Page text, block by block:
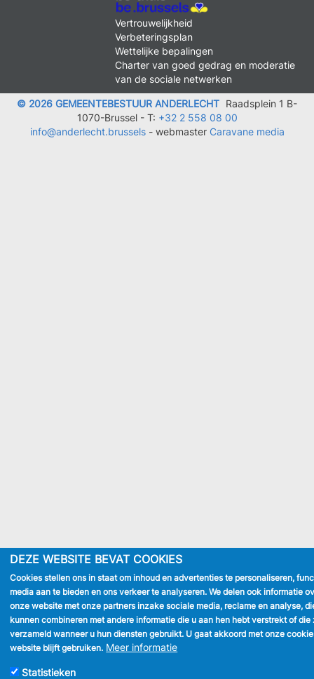
MENU
FOOTER
LEGAL
Vertrouwelijkheid
Verbeteringsplan
Wettelijke bepalingen
Charter van goed gedrag en moderatie
van de sociale netwerken
© 2026 GEMEENTEBESTUUR ANDERLECHT Raadsplein 1 B-
1070-Brussel - T: +32 2 558 08 00
info@anderlecht.brussels- webmaster Caravane media
DEZE WEBSITE BEVAT COOKIES
Cookies stellen ons in staat om inhoud en advertenties te personaliseren,
media aan te bieden en ons verkeer te analyseren. We delen ook informatie
onze website met onze partners inzake sociale media, reclame en analyse,
kunnen combineren met andere informatie die u aan hen hebt verstrekt of die
verzameld wanneer u hun diensten gebruikt. U gaat akkoord met onze
website blijft gebruiken. Meer informatie
Statistieken